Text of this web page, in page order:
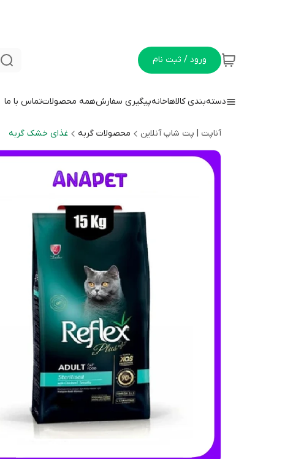
ورود / ثبت نام
دسته‌بندی کالاهاخانهپیگیری سفارشهمه محصولاتتماس با ما
آناپت | پت شاپ آنلاین محصولات گربه غذای خشک گربه